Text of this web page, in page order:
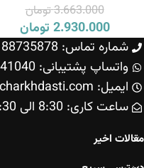
3.663.000تومان
2.930.000 تومان
شماره تماس: 02188735878
واتساپ پشتیبانی: 09337341040
ایمیل: info@charkhdasti.com
ساعت کاری: 8:30 الی 17:30
مقالات اخیر